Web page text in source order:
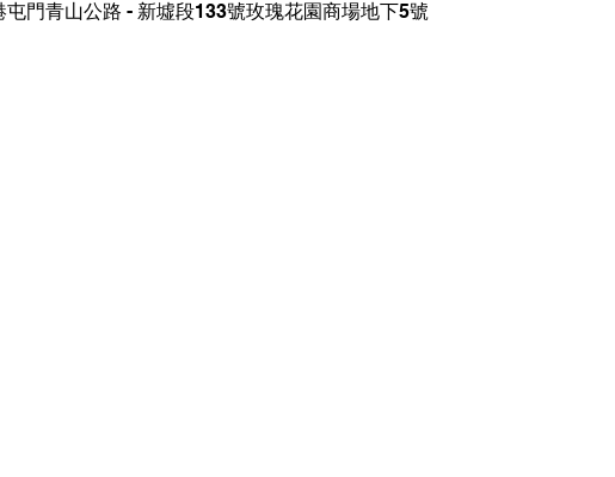
屯門青山公路 - 新墟段133號玫瑰花園商場地下5號